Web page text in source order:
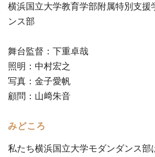
横浜国立大学教育学部附属特別支援
ンス部
舞台監督：下重卓哉
照明：中村宏之
写真：金子愛帆
顧問：山﨑朱音
みどころ
私たち横浜国立大学モダンダンス部